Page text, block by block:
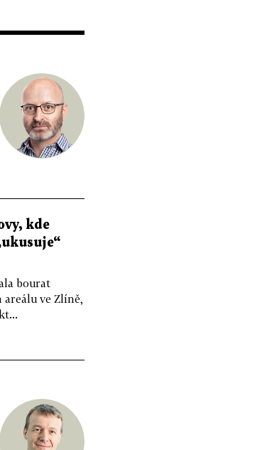
kde
bourat
ve Zlíně,